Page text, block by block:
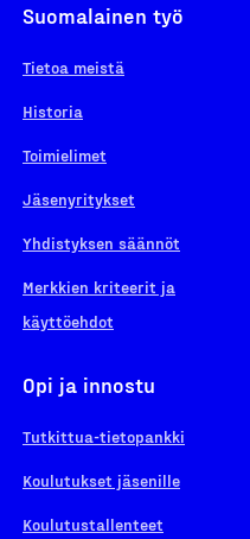
Suomalainen työ
Tietoa meistä
Historia
Toimielimet
Jäsenyritykset
Yhdistyksen säännöt
Merkkien kriteerit ja
käyttöehdot
Opi ja innostu
Tutkittua-tietopankki
Koulutukset jäsenille
Koulutustallenteet